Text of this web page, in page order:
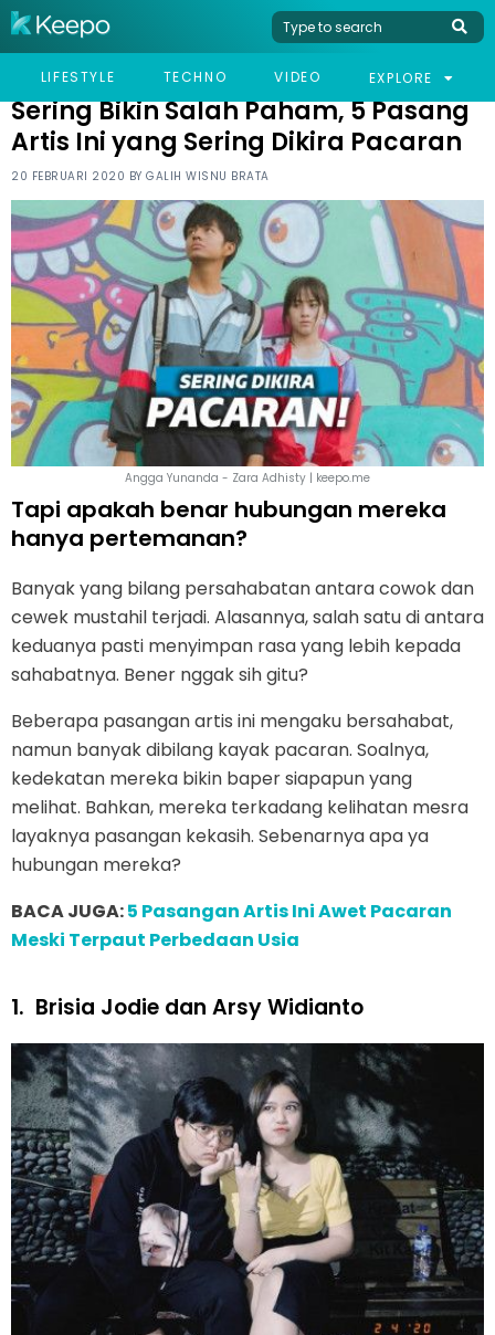
LIFESTYLE TECHNO VIDEO EXPLORE
HOME CELEB
SERING BIKIN SALAH PAHAM, 5 PASANG ARTIS INI YANG SERING
Sering Bikin Salah Paham, 5 Pasang
Artis Ini yang Sering Dikira Pacaran
20 FEBRUARI 2020 BY GALIH WISNU BRATA
Angga Yunanda - Zara Adhisty | keepo.me
Tapi apakah benar hubungan mereka
hanya pertemanan?
Banyak yang bilang persahabatan antara cowok dan
cewek mustahil terjadi. Alasannya, salah satu di antara
keduanya pasti menyimpan rasa yang lebih kepada
sahabatnya. Bener nggak sih gitu?
Beberapa pasangan artis ini mengaku bersahabat,
namun banyak dibilang kayak pacaran. Soalnya,
kedekatan mereka bikin baper siapapun yang
melihat. Bahkan, mereka terkadang kelihatan mesra
layaknya pasangan kekasih. Sebenarnya apa ya
hubungan mereka?
BACA JUGA:5 Pasangan Artis Ini Awet Pacaran
Meski Terpaut Perbedaan Usia
1. Brisia Jodie dan Arsy Widianto